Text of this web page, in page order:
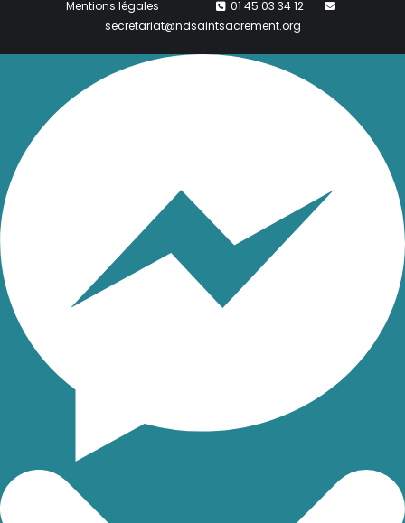
Mentions légales
01 45 03 34 12
secretariat@ndsaintsacrement.org